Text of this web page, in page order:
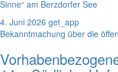
Sinne“ am Berzdorfer See
4. Juni 2026 get_app
Bekanntmachung über die